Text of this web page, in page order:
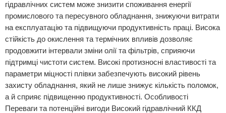
гідравлічних систем може знизити споживання енергії
промислового та пересувного обладнання, знижуючи витрати
на експлуатацію та підвищуючи продуктивність праці. Висока
стійкість до окислення та термічних впливів дозволяє
продовжити інтервали зміни олії та фільтрів, сприяючи
підтримці чистоти систем. Високі протизносні властивості та
параметри міцності плівки забезпечують високий рівень
захисту обладнання, який не лише знижує кількість поломок,
а й сприяє підвищенню продуктивності. Особливості
Переваги та потенційні вигоди Високий гідравлічний ККД